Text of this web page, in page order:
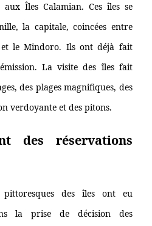
Îles Calamian. Ces îles se
la capitale, coincées entre
le Mindoro. Ils ont déjà fait
La visite des îles fait
des plages magnifiques, des
verdoyante et des pitons.
des réservations
pittoresques des îles ont eu
la prise de décision des